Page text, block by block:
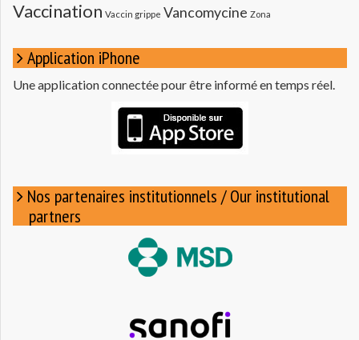
Vaccination Vaccin grippe Vancomycine Zona
Application iPhone
Une application connectée pour être informé en temps réel.
Nos partenaires institutionnels / Our institutional
partners